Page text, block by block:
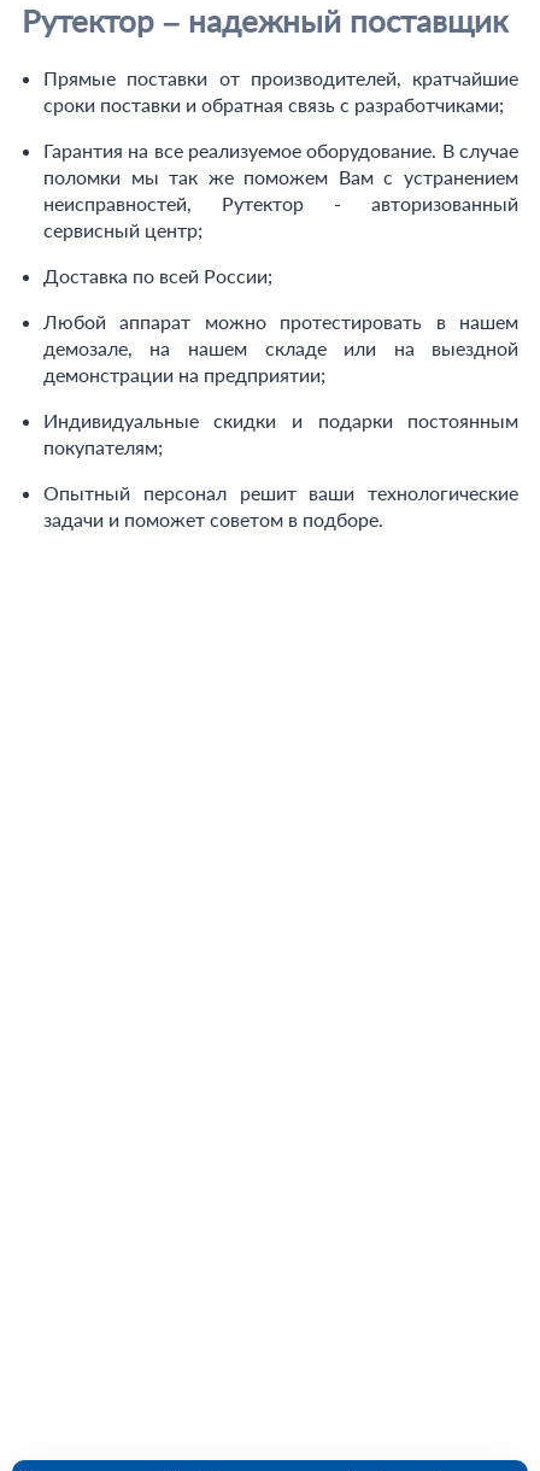
Рутектор – надежный поставщик
Прямые поставки от производителей, кратчайшие
сроки поставки и обратная связь с разработчиками;
Гарантия на все реализуемое оборудование. В случае
поломки мы так же поможем Вам с устранением
неисправностей, Рутектор - авторизованный
сервисный центр;
Доставка по всей России;
Любой аппарат можно протестировать в нашем
демозале, на нашем складе или на выездной
демонстрации на предприятии;
Индивидуальные скидки и подарки постоянным
покупателям;
Опытный персонал решит ваши технологические
задачи и поможет советом в подборе.